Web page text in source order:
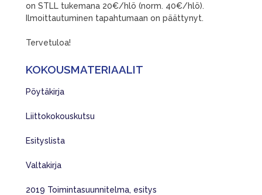
on STLL tukemana 20€/hlö (norm. 40€/hlö).
Ilmoittautuminen tapahtumaan on päättynyt.
Tervetuloa!
KOKOUSMATERIAALIT
Pöytäkirja
Liittokokouskutsu
Esityslista
Valtakirja
2019 Toimintasuunnitelma, esitys